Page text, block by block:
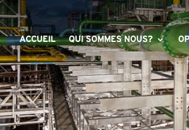
ACCUEIL QUI SOMMES NOUS?